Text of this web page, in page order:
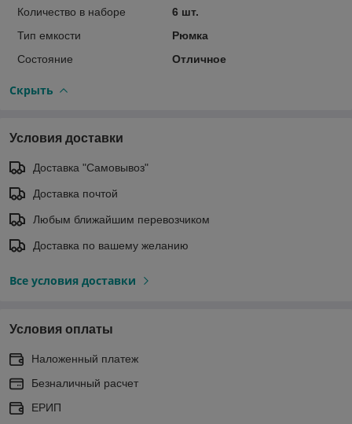
Количество в наборе
6 шт.
Тип емкости
Рюмка
Состояние
Отличное
Скрыть
Условия доставки
Доставка "Самовывоз"
Доставка почтой
Любым ближайшим перевозчиком
Доставка по вашему желанию
Все условия доставки
Условия оплаты
Наложенный платеж
Безналичный расчет
ЕРИП